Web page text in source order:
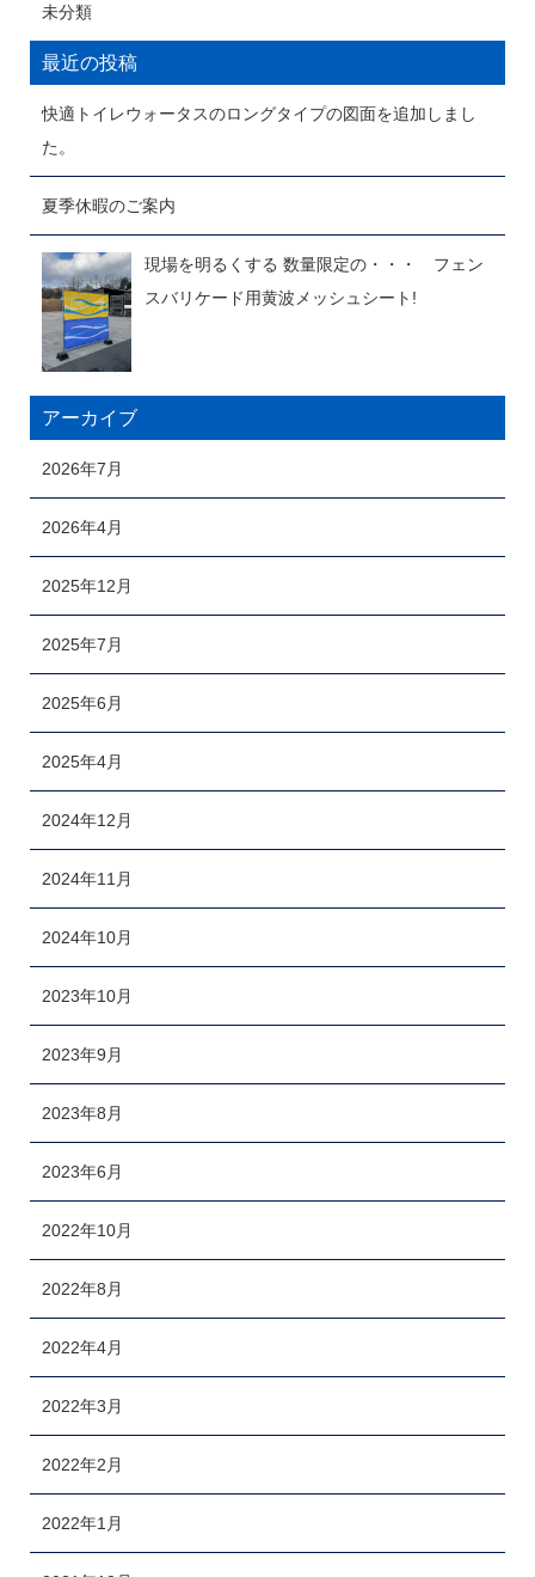
未分類
最近の投稿
快適トイレウォータスのロングタイプの図面を追加しまし
た。
夏季休暇のご案内
現場を明るくする 数量限定の・・・ フェン
スバリケード用黄波メッシュシート!
アーカイブ
2026年7月
2026年4月
2025年12月
2025年7月
2025年6月
2025年4月
2024年12月
2024年11月
2024年10月
2023年10月
2023年9月
2023年8月
2023年6月
2022年10月
2022年8月
2022年4月
2022年3月
2022年2月
2022年1月